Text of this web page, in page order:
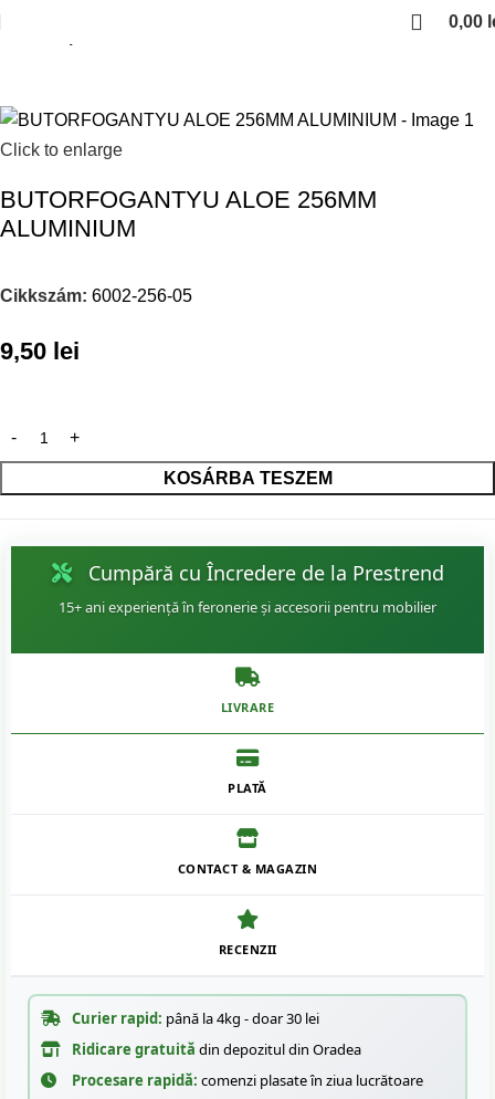
0,00
Click to enlarge
BUTORFOGANTYU ALOE 256MM
ALUMINIUM
Cikkszám: 6002-256-05
9,50 lei
KOSÁRBA TESZEM
Cumpără cu Încredere de la Prestrend
15+ ani experiență în feronerie și accesorii pentru mobilier
LIVRARE
PLATĂ
CONTACT & MAGAZIN
RECENZII
Curier rapid: până la 4kg - doar 30 lei
Ridicare gratuită din depozitul din Oradea
Procesare rapidă: comenzi plasate în ziua lucrătoare